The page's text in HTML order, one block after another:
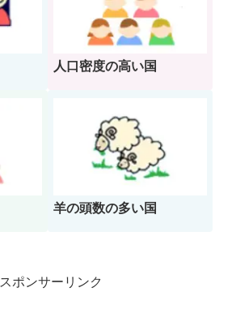
人口密度の高い国
羊の頭数の多い国
スポンサーリンク